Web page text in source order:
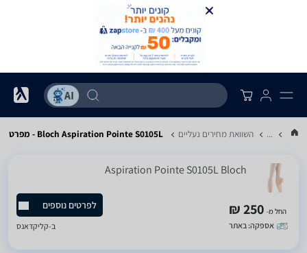
... השוואת מחירים נעליים Bloch Aspiration Pointe S0105L - מפרט
Aspiration Pointe S0105L Bloch
החל מ- 250 ₪
אספקה: באתר
לפרטים נוספים
ב-קליקדאנס